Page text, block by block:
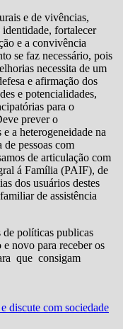
e de vivências,
fortalecer
e a convivência
se faz necessário, pois
necessita de um
e afirmação dos
e potencialidades,
para o
prever o
a heterogeneidade na
pessoas com
de articulação com
á Família (PAIF), de
dos usuários destes
de assistência
de políticas publicas
novo para receber os
que consigam
discute com sociedade